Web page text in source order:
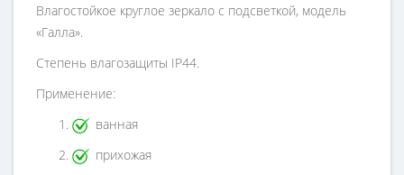
Влагостойкое круглое зеркало с подсветкой, модель
«Галла».
Степень влагозащиты IP44.
Применение:
ванная
прихожая